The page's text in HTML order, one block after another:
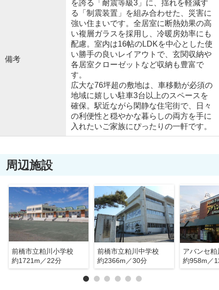
備考
を誇る「耐震等級3」に、揺れを軽減す
る「制震装置」を組み合わせた、災害に
強い住まいです。全居室に断熱効果の高
い複層ガラスを採用し、冷暖房効率にも
配慮。室内は16帖のLDKを中心とした使
い勝手の良いレイアウトで、玄関収納や
各居室クローゼットなど収納も豊富で
す。
広大な76坪超の敷地は、車移動が必須の
地域に嬉しい駐車3台以上のスペースを
確保。駅近ながら閑静な住宅街で、日々
の利便性と穏やかな暮らしの両方を手に
入れたいご家族にぴったりの一軒です。
周辺施設
前橋市立粕川小学校
約1721m／22分
前橋市立粕川中学校
約2366m／30分
アバンセ粕
約958m／